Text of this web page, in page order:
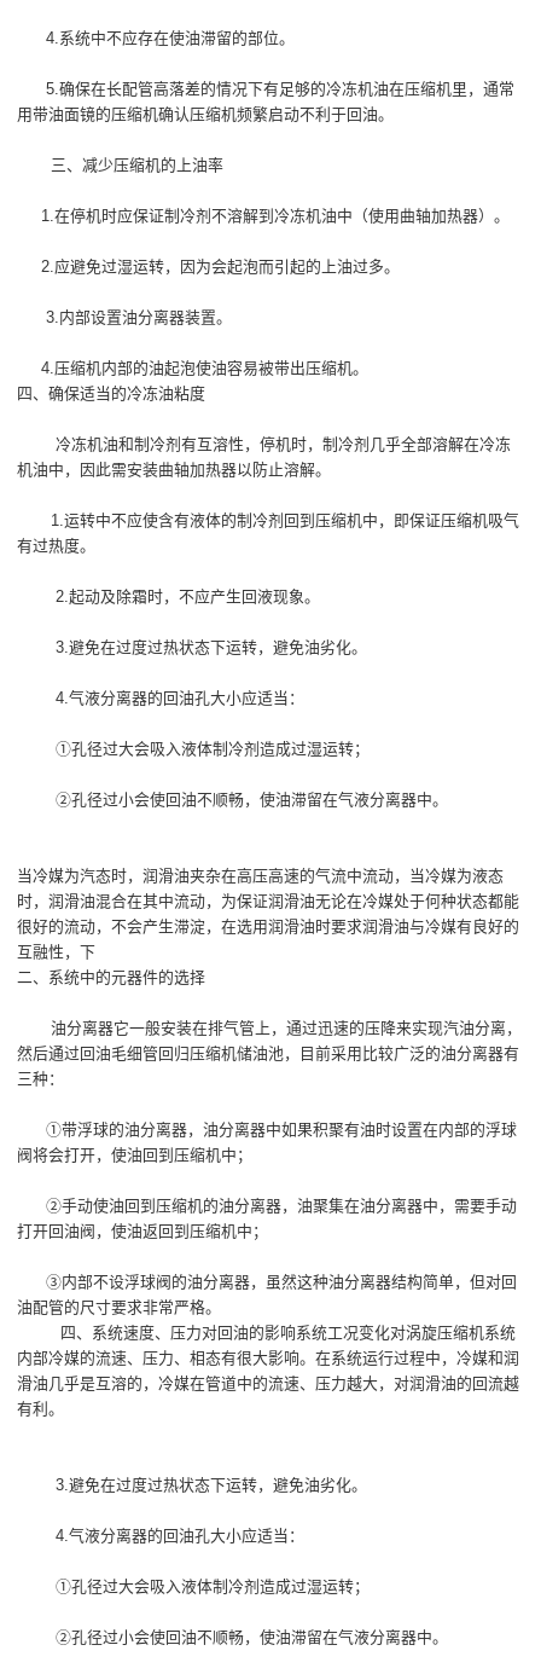
4.系统中不应存在使油滞留的部位。
5.确保在长配管高落差的情况下有足够的冷冻机油在压缩机里，通常
用带油面镜的压缩机确认压缩机频繁启动不利于回油。
三、减少压缩机的上油率
1.在停机时应保证制冷剂不溶解到冷冻机油中（使用曲轴加热器）。
2.应避免过湿运转，因为会起泡而引起的上油过多。
3.内部设置油分离器装置。
4.压缩机内部的油起泡使油容易被带出压缩机。
四、确保适当的冷冻油粘度
冷冻机油和制冷剂有互溶性，停机时，制冷剂几乎全部溶解在冷冻
机油中，因此需安装曲轴加热器以防止溶解。
1.运转中不应使含有液体的制冷剂回到压缩机中，即保证压缩机吸气
有过热度。
2.起动及除霜时，不应产生回液现象。
3.避免在过度过热状态下运转，避免油劣化。
4.气液分离器的回油孔大小应适当：
①孔径过大会吸入液体制冷剂造成过湿运转；
②孔径过小会使回油不顺畅，使油滞留在气液分离器中。
当冷媒为汽态时，润滑油夹杂在高压高速的气流中流动，当冷媒为液态
时，润滑油混合在其中流动，为保证润滑油无论在冷媒处于何种状态都能
很好的流动，不会产生滞淀，在选用润滑油时要求润滑油与冷媒有良好的
互融性，下
二、系统中的元器件的选择
油分离器它一般安装在排气管上，通过迅速的压降来实现汽油分离，
然后通过回油毛细管回归压缩机储油池，目前采用比较广泛的油分离器有
三种：
①带浮球的油分离器，油分离器中如果积聚有油时设置在内部的浮球
阀将会打开，使油回到压缩机中；
②手动使油回到压缩机的油分离器，油聚集在油分离器中，需要手动
打开回油阀，使油返回到压缩机中；
③内部不设浮球阀的油分离器，虽然这种油分离器结构简单，但对回
油配管的尺寸要求非常严格。
四、系统速度、压力对回油的影响系统工况变化对涡旋压缩机系统
内部冷媒的流速、压力、相态有很大影响。在系统运行过程中，冷媒和润
滑油几乎是互溶的，冷媒在管道中的流速、压力越大，对润滑油的回流越
有利。
3.避免在过度过热状态下运转，避免油劣化。
4.气液分离器的回油孔大小应适当：
①孔径过大会吸入液体制冷剂造成过湿运转；
②孔径过小会使回油不顺畅，使油滞留在气液分离器中。